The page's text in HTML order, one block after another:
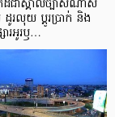
ដ​ជា​ស្គាល់​ច្បាស់​ណាស់
រ​លុយ ប្តូរ​បា្រក់ និង​
រ​អូរ​ឫ…